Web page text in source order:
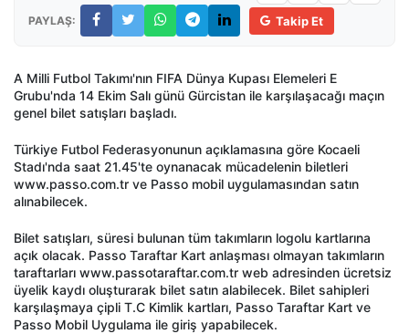
PAYLAŞ: Takip Et
A Milli Futbol Takımı'nın FIFA Dünya Kupası Elemeleri E
Grubu'nda 14 Ekim Salı günü Gürcistan ile karşılaşacağı maçın
genel bilet satışları başladı.
Türkiye Futbol Federasyonunun açıklamasına göre Kocaeli
Stadı'nda saat 21.45'te oynanacak mücadelenin biletleri
www.passo.com.tr ve Passo mobil uygulamasından satın
alınabilecek.
Bilet satışları, süresi bulunan tüm takımların logolu kartlarına
açık olacak. Passo Taraftar Kart anlaşması olmayan takımların
taraftarları www.passotaraftar.com.tr web adresinden ücretsiz
üyelik kaydı oluşturarak bilet satın alabilecek. Bilet sahipleri
karşılaşmaya çipli T.C Kimlik kartları, Passo Taraftar Kart ve
Passo Mobil Uygulama ile giriş yapabilecek.